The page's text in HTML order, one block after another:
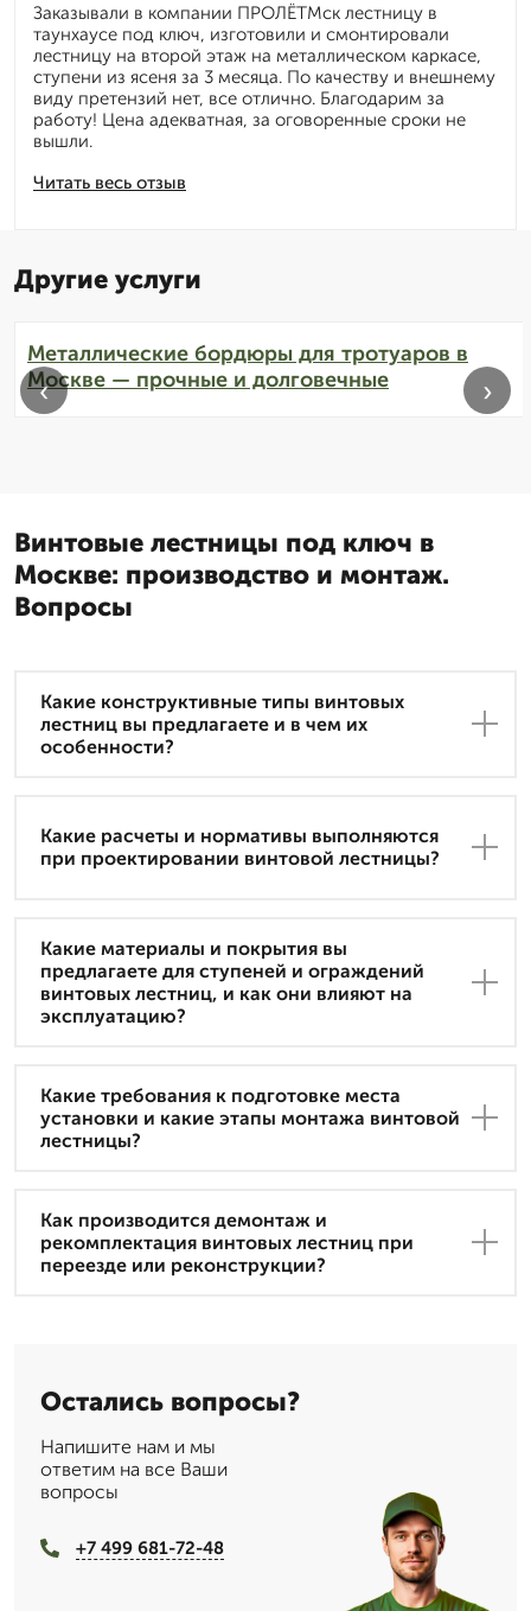
Читать весь отзыв
Заказывали в компании ПРОЛЁТМск лестницу в
таунхаусе под ключ, изготовили и смонтировали
лестницу на второй этаж на металлическом каркасе,
ступени из ясеня за 3 месяца. По качеству и внешнему
виду претензий нет, все отлично. Благодарим за
работу! Цена адекватная, за оговоренные сроки не
вышли.
Другие услуги
Металлические бордюры для тротуаров в
Москве — прочные и долговечные
‹ ›
Винтовые лестницы под ключ в
Москве: производство и монтаж.
Вопросы
Какие конструктивные типы винтовых
лестниц вы предлагаете и в чем их
особенности?
Какие расчеты и нормативы выполняются
при проектировании винтовой лестницы?
Какие материалы и покрытия вы
предлагаете для ступеней и ограждений
винтовых лестниц, и как они влияют на
эксплуатацию?
Какие требования к подготовке места
установки и какие этапы монтажа винтовой
лестницы?
Как производится демонтаж и
рекомплектация винтовых лестниц при
переезде или реконструкции?
Остались вопросы?
Напишите нам и мы
ответим на все Ваши
вопросы
+7 499 681-72-48